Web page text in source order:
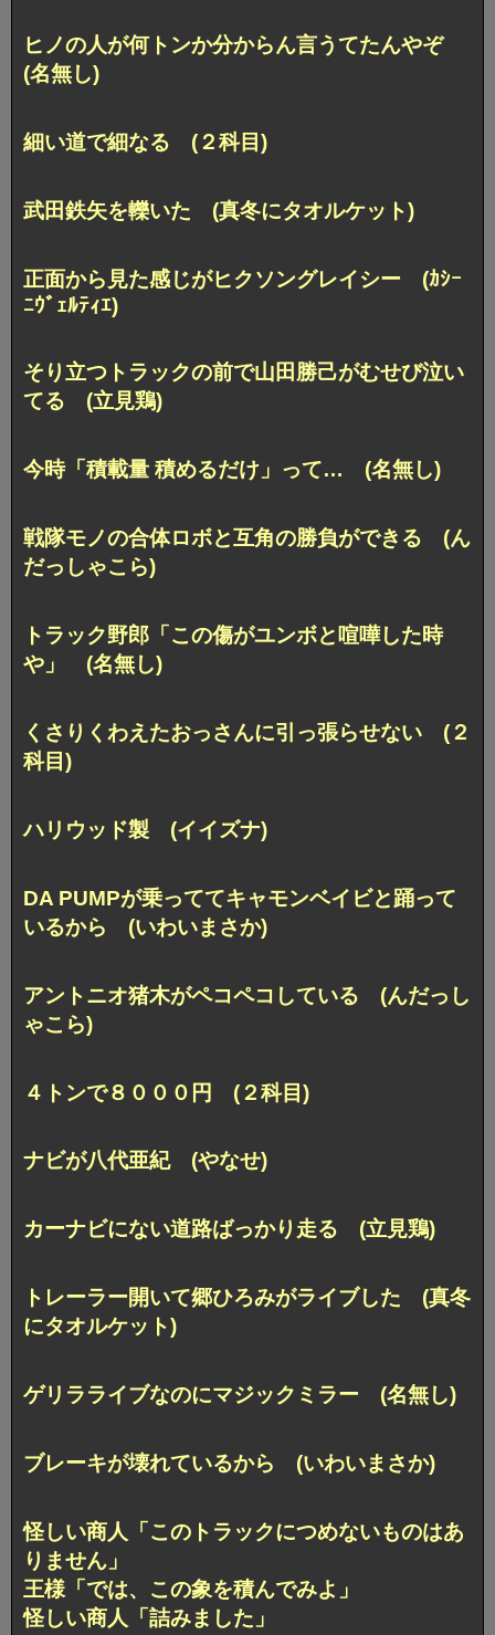
ヒノの人が何トンか分からん言うてたんやぞ
(名無し)
細い道で細なる (２科目)
武田鉄矢を轢いた (真冬にタオルケット)
正面から見た感じがヒクソングレイシー (ｶｼｰ
ﾆｳﾞｪﾙﾃｨｴ)
そり立つトラックの前で山田勝己がむせび泣い
てる (立見鶏)
今時「積載量 積めるだけ」って… (名無し)
戦隊モノの合体ロボと互角の勝負ができる (ん
だっしゃこら)
トラック野郎「この傷がユンボと喧嘩した時
や」 (名無し)
くさりくわえたおっさんに引っ張らせない (２
科目)
ハリウッド製 (イイズナ)
DA PUMPが乗っててキャモンベイビと踊って
いるから (いわいまさか)
アントニオ猪木がペコペコしている (んだっし
ゃこら)
４トンで８０００円 (２科目)
ナビが八代亜紀 (やなせ)
カーナビにない道路ばっかり走る (立見鶏)
トレーラー開いて郷ひろみがライブした (真冬
にタオルケット)
ゲリラライブなのにマジックミラー (名無し)
ブレーキが壊れているから (いわいまさか)
怪しい商人「このトラックにつめないものはあ
りません」
王様「では、この象を積んでみよ」
怪しい商人「詰みました」